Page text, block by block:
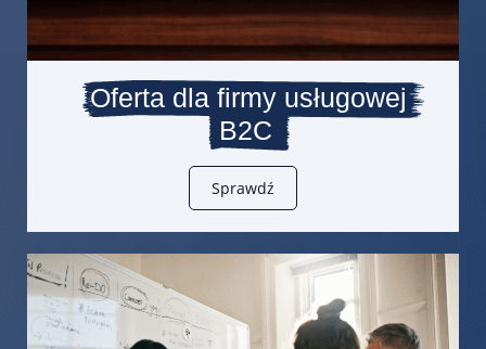
Oferta dla firmy usługowej
B2C
Sprawdź